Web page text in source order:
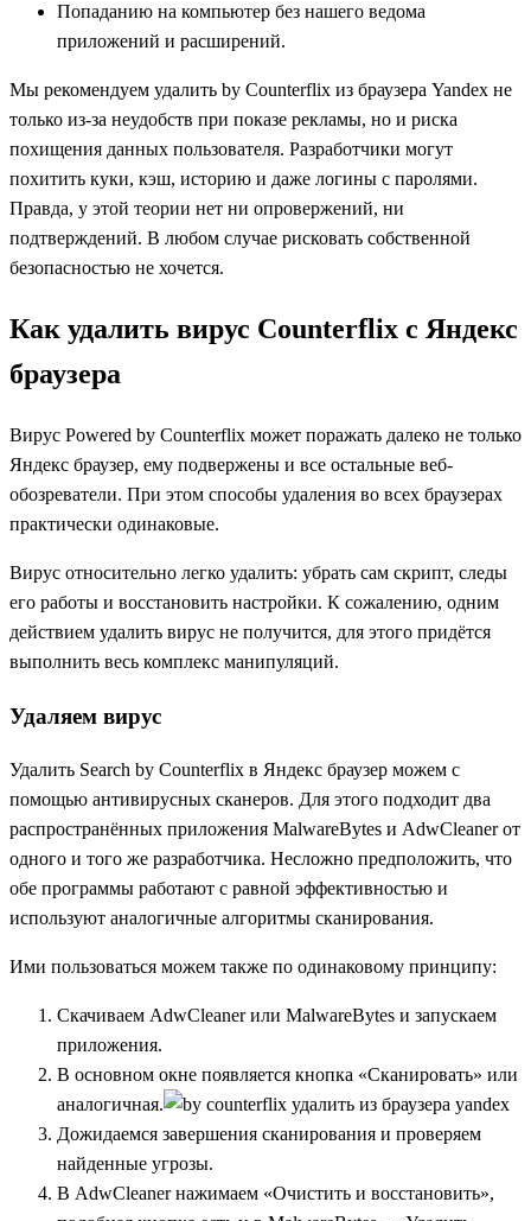
Попаданию на компьютер без нашего ведома
приложений и расширений.
Мы рекомендуем удалить by Counterflix из браузера Yandex не
только из-за неудобств при показе рекламы, но и риска
похищения данных пользователя. Разработчики могут
похитить куки, кэш, историю и даже логины с паролями.
Правда, у этой теории нет ни опровержений, ни
подтверждений. В любом случае рисковать собственной
безопасностью не хочется.
Как удалить вирус Counterflix с Яндекс
браузера
Вирус Powered by Counterflix может поражать далеко не только
Яндекс браузер, ему подвержены и все остальные веб-
обозреватели. При этом способы удаления во всех браузерах
практически одинаковые.
Вирус относительно легко удалить: убрать сам скрипт, следы
его работы и восстановить настройки. К сожалению, одним
действием удалить вирус не получится, для этого придётся
выполнить весь комплекс манипуляций.
Удаляем вирус
Удалить Search by Counterflix в Яндекс браузер можем с
помощью антивирусных сканеров. Для этого подходит два
распространённых приложения MalwareBytes и AdwCleaner от
одного и того же разработчика. Несложно предположить, что
обе программы работают с равной эффективностью и
используют аналогичные алгоритмы сканирования.
Ими пользоваться можем также по одинаковому принципу:
Скачиваем AdwCleanerили MalwareBytes и запускаем
приложения.
В основном окне появляется кнопка «Сканировать» или
аналогичная.
Дожидаемся завершения сканирования и проверяем
найденные угрозы.
В AdwCleaner нажимаем «Очистить и восстановить»,